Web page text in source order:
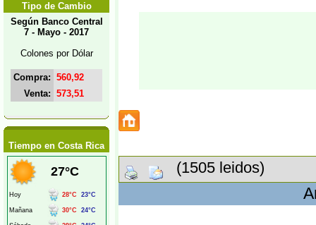
Tipo de Cambio
Según Banco Central
7 - Mayo - 2017
Colones por Dólar
Compra: 560,92
Venta: 573,51
Tiempo en Costa Rica
(1505 leidos)